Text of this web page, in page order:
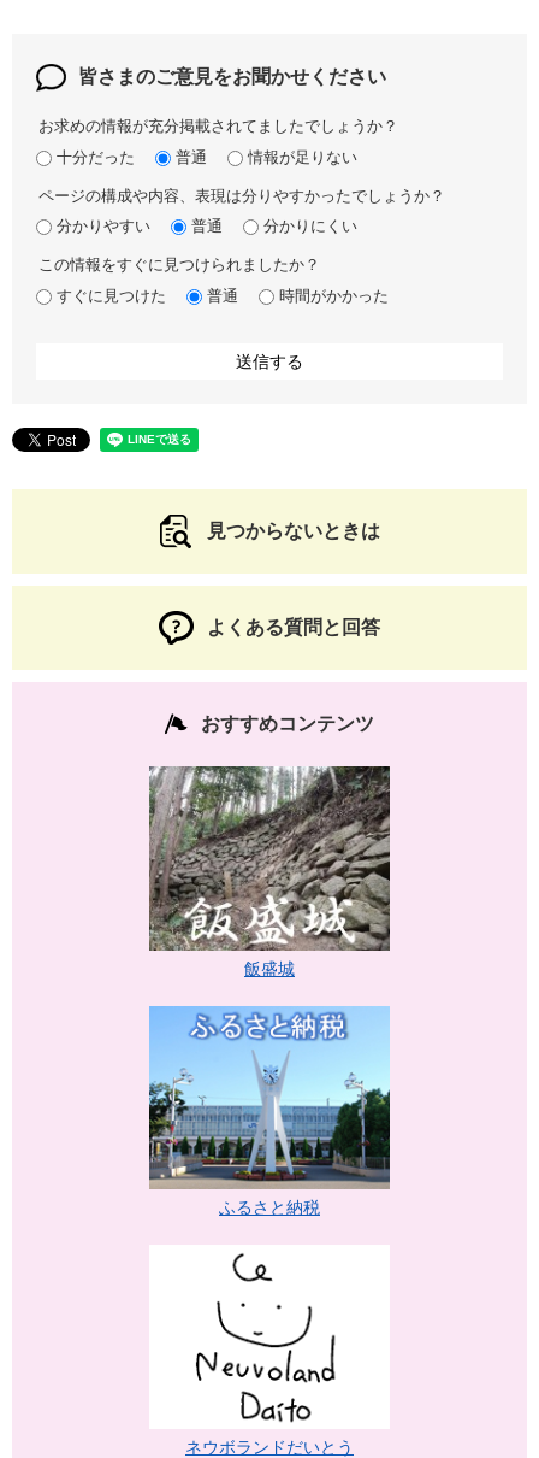
皆さまのご意見をお聞かせください
お求めの情報が充分掲載されてましたでしょうか？
十分だった
普通 情報が足りない
ページの構成や内容、表現は分りやすかったでしょうか？
分かりやすい
普通 分かりにくい
この情報をすぐに見つけられましたか？
すぐに見つけた
普通 時間がかかった
見つからないときは
よくある質問と回答
おすすめコンテンツ
飯盛城
ふるさと納税
ネウボランドだいとう